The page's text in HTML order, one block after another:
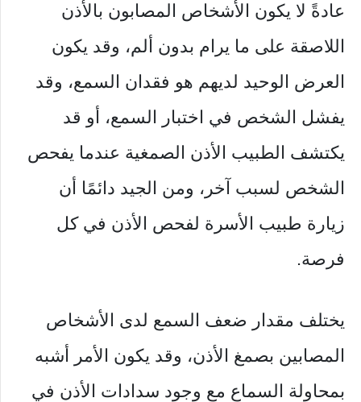
عادةً لا يكون الأشخاص المصابون بالأذن
اللاصقة على ما يرام بدون ألم، وقد يكون
العرض الوحيد لديهم هو فقدان السمع، وقد
يفشل الشخص في اختبار السمع، أو قد
يكتشف الطبيب الأذن الصمغية عندما يفحص
الشخص لسبب آخر، ومن الجيد دائمًا أن
زيارة طبيب الأسرة لفحص الأذن في كل
فرصة.
يختلف مقدار ضعف السمع لدى الأشخاص
المصابين بصمغ الأذن، وقد يكون الأمر أشبه
بمحاولة السماع مع وجود سدادات الأذن في